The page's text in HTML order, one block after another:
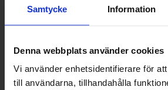
Samtycke Information
Denna webbplats använder cookies
Vi använder enhetsidentifierare för
till användarna, tillhandahålla
Lagerbutik i Malmö